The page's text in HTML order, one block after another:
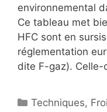
environnemental
Ce tableau met
HFC sont en
réglementation
dite F-gaz). Celle-
Catégories
Techniques,